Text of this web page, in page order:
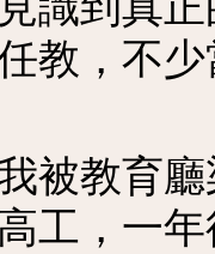
教，不
被教育
工，一